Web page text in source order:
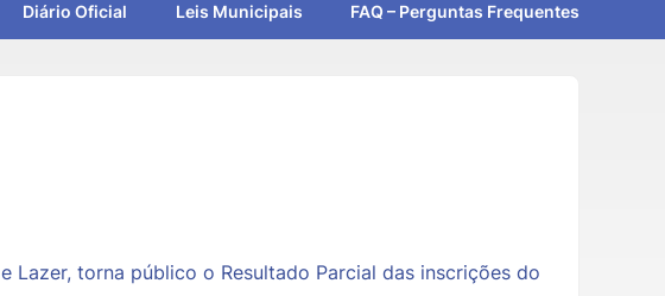
Diário Oficial Leis Municipais FAQ – Perguntas Frequentes
torna público o Resultado Parcial das inscrições do